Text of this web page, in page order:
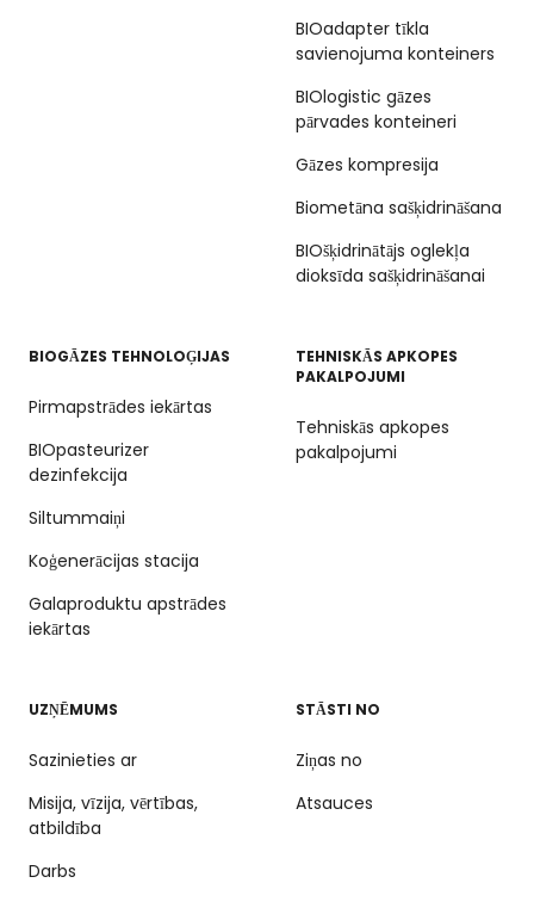
BIOadapter tīkla
savienojuma konteiners
BIOlogistic gāzes
pārvades konteineri
Gāzes kompresija
Biometāna sašķidrināšana
BIOšķidrinātājs oglekļa
dioksīda sašķidrināšanai
BIOGĀZES TEHNOLOĢIJAS
Pirmapstrādes iekārtas
BIOpasteurizer
dezinfekcija
Siltummaiņi
Koģenerācijas stacija
Galaproduktu apstrādes
iekārtas
TEHNISKĀS APKOPES
PAKALPOJUMI
Tehniskās apkopes
pakalpojumi
UZŅĒMUMS
Sazinieties ar
Misija, vīzija, vērtības,
atbildība
Darbs
STĀSTI NO
Ziņas no
Atsauces